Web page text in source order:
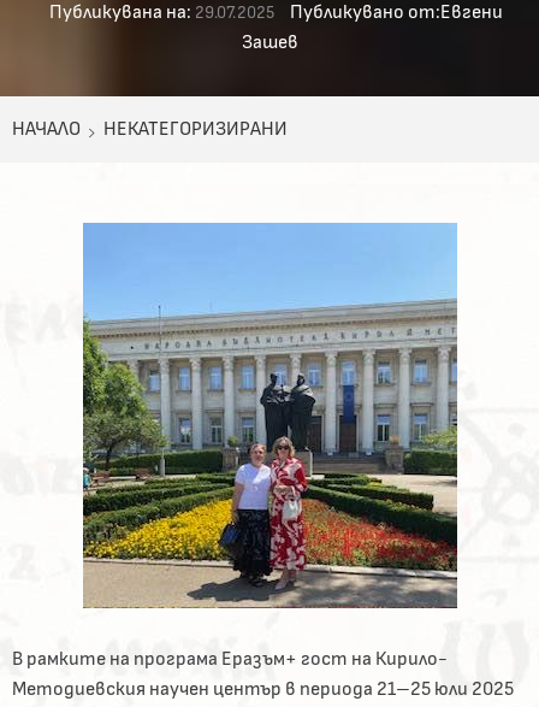
Публикувана на: 29.07.2025 Публикувано от:Евгени
Зашев
НАЧАЛО НЕКАТЕГОРИЗИРАНИ
В рамките на програма Еразъм+ гост на Кирило-
Методиевския научен център в периода 21–25 юли 2025